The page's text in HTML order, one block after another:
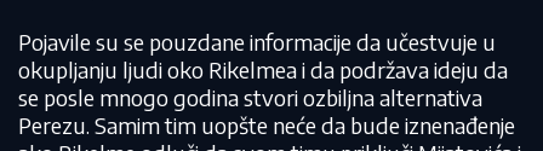
Pojavile su se pouzdane informacije da učestvuje u
okupljanju ljudi oko Rikelmea i da podržava ideju da
se posle mnogo godina stvori ozbiljna alternativa
Perezu. Samim tim uopšte neće da bude iznenađenje